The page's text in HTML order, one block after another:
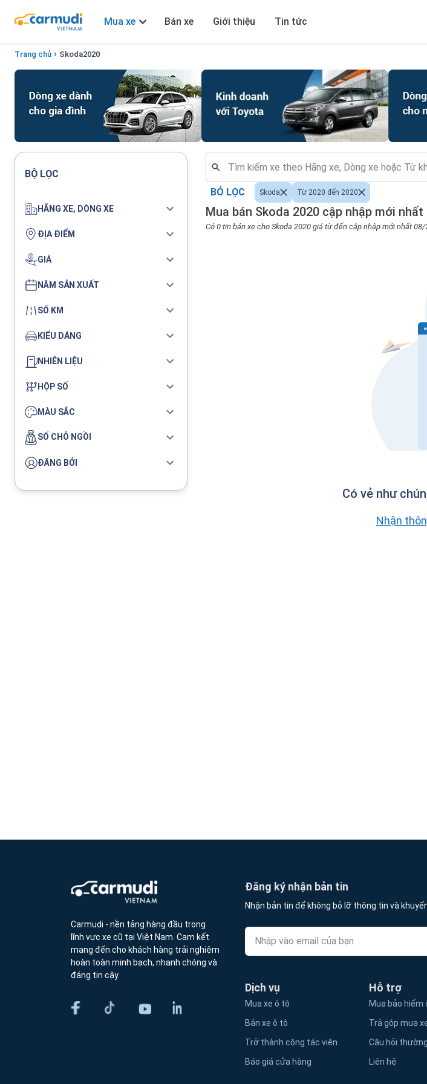
Mua xe Bán xe Giới thiệu Tin tức
Trang chủ Skoda2020
BỘ LỌC
HÃNG XE, DÒNG XE
ĐỊA ĐIỂM
GIÁ
NĂM SẢN XUẤT
SỐ KM
KIỂU DÁNG
NHIÊN LIỆU
HỘP SỐ
MÀU SẮC
SỐ CHỖ NGỒI
ĐĂNG BỞI
Mua bán Skoda 2020 cập nhập mới
Có 0 tin bán xe cho Skoda 2020 giá từ đến cập nhập mới nhất 08/
BỎ LỌC Skoda Từ 2020 đến 2020
Có vẻ như
Nhận
Carmudi - nền tảng hàng đầu trong
lĩnh vực xe cũ tại Việt Nam. Cam kết
mang đến cho khách hàng trải nghiệm
hoàn toàn minh bạch, nhanh chóng và
đáng tin cậy.
Đăng ký nhận bản tin
Nhận bản tin để không bỏ lỡ thông tin và
Dịch vụ
Mua xe ô tô
Bán xe ô tô
Trở thành cộng tác viên
Báo giá cửa hàng
Hỗ trợ
Mua bảo hiểm
Trả góp mua
Câu hỏi
Liên hệ